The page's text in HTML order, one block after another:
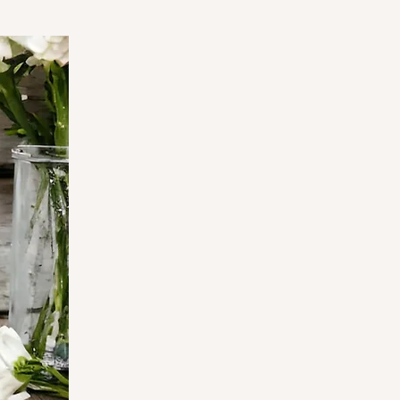
est facile à remplir avec le ré-
disponible séparément, dans